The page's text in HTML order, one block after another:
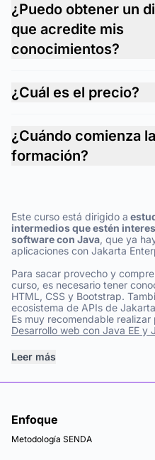
¿Puedo obtener un
que acredite mis
conocimientos?
¿Cuál es el precio?
¿Cuándo comienza la
formación?
Este curso está dirigido a
intermedios que estén
software con Java, que ya
aplicaciones con Jakarta
Para sacar provecho y
curso, es necesario tener
HTML, CSS y Bootstrap.
ecosistema de APIs de
Es muy recomendable
Desarrollo web con Java EE y
Leer más
Enfoque
Metodología SENDA